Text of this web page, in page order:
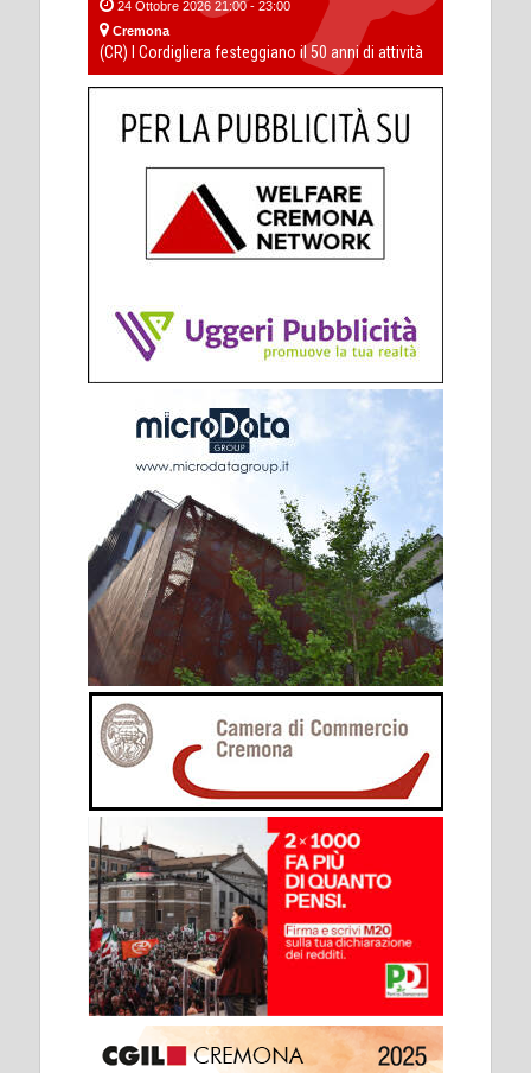
24 Ottobre 2026 21:00 - 23:00
Cremona
(CR) I Cordigliera festeggiano il 50 anni di attività